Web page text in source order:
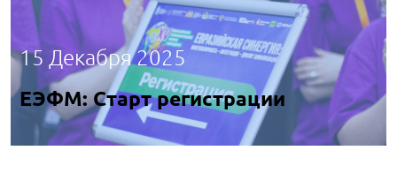
15 Декабря 2025
ЕЭФМ: Старт регистрации